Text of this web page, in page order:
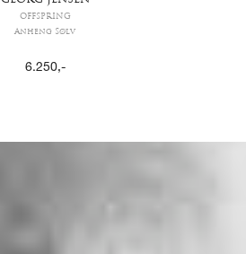
OFFSPRING
Anheng Sølv
6.250,-